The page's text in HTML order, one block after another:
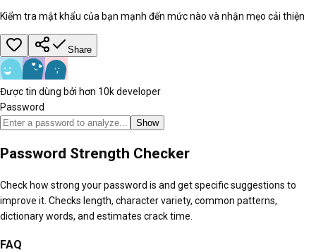
Kiểm tra mật khẩu của bạn mạnh đến mức nào và nhận mẹo cải thiện
Share
Được tin dùng bởi hơn 10k developer
Password
Show
Password Strength Checker
Check how strong your password is and get specific suggestions to
improve it. Checks length, character variety, common patterns,
dictionary words, and estimates crack time.
FAQ